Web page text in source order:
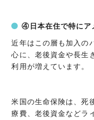
④日本在住で特にア
近年はこの層も加入の
心に、老後資金や長生
利用が増えています。
米国の生命保険は、死
療費、老後資金などラ